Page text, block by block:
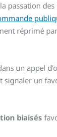
passation
réprimé
un appel
signaler un
biaisés